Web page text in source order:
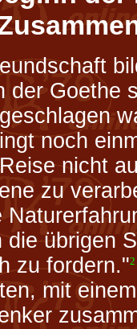
der Goethe
noch
nicht
zu
die übrigen
zu fordern."2
mit